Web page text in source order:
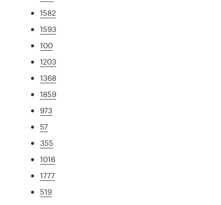
1582
1593
100
1203
1368
1859
973
57
355
1016
1777
519